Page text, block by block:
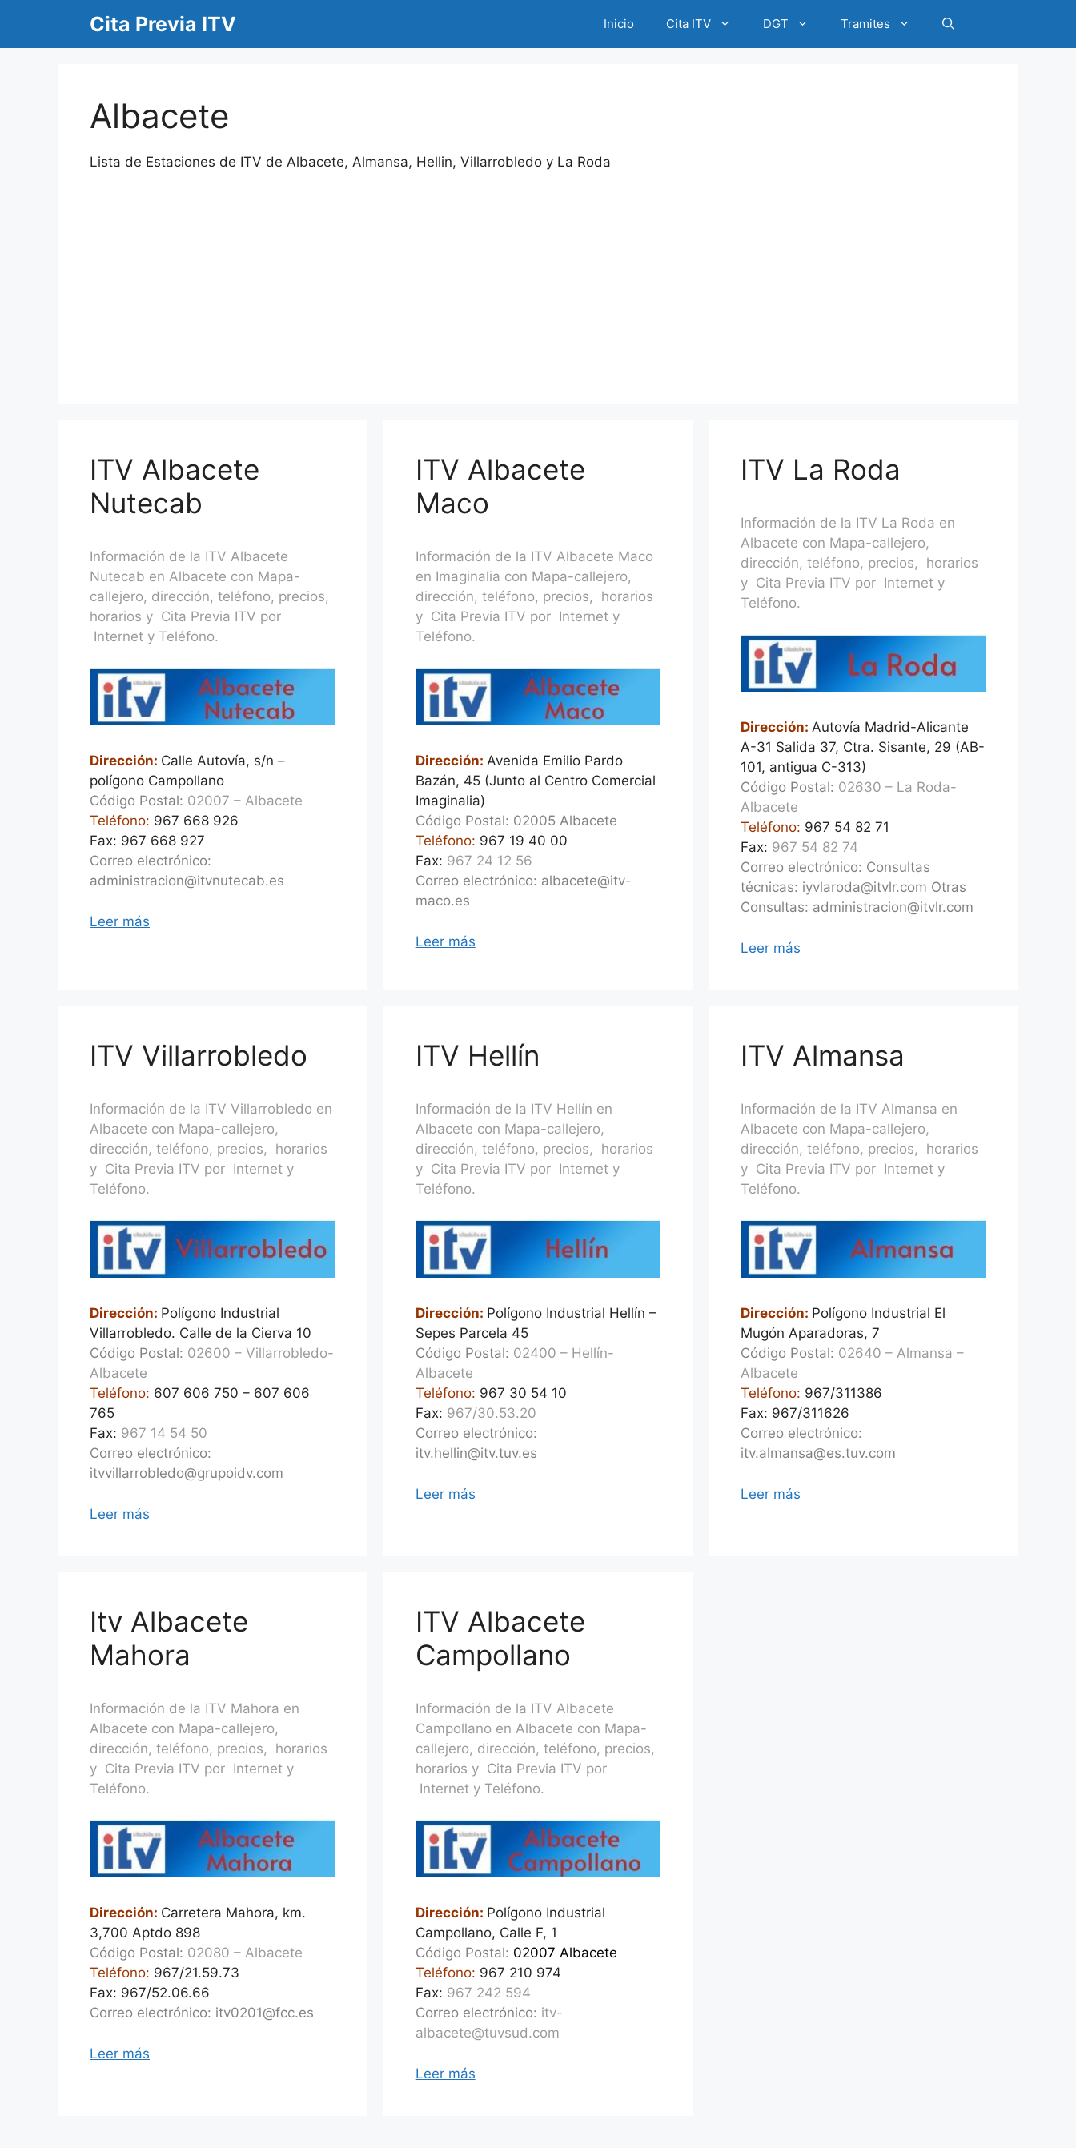
contenido
Cita Previa ITV Inicio Cita ITV DGT Tramites
Albacete
Lista de Estaciones de ITV de Albacete, Almansa, Hellin, Villarrobledo y La Roda
ITV Albacete
Nutecab
Información de la ITV Albacete
Nutecab en Albacete con Mapa-
callejero, dirección, teléfono, precios,
horarios y Cita Previa ITV por
Internet y Teléfono.
Dirección: Calle Autovía, s/n –
polígono Campollano
Código Postal: 02007 – Albacete
Teléfono: 967 668 926
Fax: 967 668 927
Correo electrónico:
administracion@itvnutecab.es
Leer más
ITV Albacete
Maco
Información de la ITV Albacete Maco
en Imaginalia con Mapa-callejero,
dirección, teléfono, precios, horarios
y Cita Previa ITV por Internet y
Teléfono.
Dirección: Avenida Emilio Pardo
Bazán, 45 (Junto al Centro Comercial
Imaginalia)
Código Postal: 02005 Albacete
Teléfono: 967 19 40 00
Fax: 967 24 12 56
Correo electrónico: albacete@itv-
maco.es
Leer más
ITV La Roda
Información de la ITV La Roda en
Albacete con Mapa-callejero,
dirección, teléfono, precios, horarios
y Cita Previa ITV por Internet y
Teléfono.
Dirección:Autovía Madrid-Alicante
A-31 Salida 37, Ctra. Sisante, 29 (AB-
101, antigua C-313)
Código Postal: 02630 – La Roda-
Albacete
Teléfono: 967 54 82 71
Fax: 967 54 82 74
Correo electrónico: Consultas
técnicas: iyvlaroda@itvlr.com Otras
Consultas: administracion@itvlr.com
Leer más
ITV Villarrobledo
Información de la ITV Villarrobledo en
Albacete con Mapa-callejero,
dirección, teléfono, precios, horarios
y Cita Previa ITV por Internet y
Teléfono.
Dirección: Polígono Industrial
Villarrobledo. Calle de la Cierva 10
Código Postal: 02600 – Villarrobledo-
Albacete
Teléfono: 607 606 750 – 607 606
765
Fax: 967 14 54 50
Correo electrónico:
itvvillarrobledo@grupoidv.com
Leer más
ITV Hellín
Información de la ITV Hellín en
Albacete con Mapa-callejero,
dirección, teléfono, precios, horarios
y Cita Previa ITV por Internet y
Teléfono.
Dirección: Polígono Industrial Hellín –
Sepes Parcela 45
Código Postal: 02400 – Hellín-
Albacete
Teléfono: 967 30 54 10
Fax: 967/30.53.20
Correo electrónico:
itv.hellin@itv.tuv.es
Leer más
ITV Almansa
Información de la ITV Almansa en
Albacete con Mapa-callejero,
dirección, teléfono, precios, horarios
y Cita Previa ITV por Internet y
Teléfono.
Dirección: Polígono Industrial El
Mugón Aparadoras, 7
Código Postal: 02640 – Almansa –
Albacete
Teléfono: 967/311386
Fax: 967/311626
Correo electrónico:
itv.almansa@es.tuv.com
Leer más
Itv Albacete
Mahora
Información de la ITV Mahora en
Albacete con Mapa-callejero,
dirección, teléfono, precios, horarios
y Cita Previa ITV por Internet y
Teléfono.
Dirección: Carretera Mahora, km.
3,700 Aptdo 898
Código Postal: 02080 – Albacete
Teléfono: 967/21.59.73
Fax: 967/52.06.66
Correo electrónico: itv0201@fcc.es
Leer más
ITV Albacete
Campollano
Información de la ITV Albacete
Campollano en Albacete con Mapa-
callejero, dirección, teléfono, precios,
horarios y Cita Previa ITV por
Internet y Teléfono.
Dirección: Polígono Industrial
Campollano, Calle F, 1
Código Postal: 02007 Albacete
Teléfono: 967 210 974
Fax: 967 242 594
Correo electrónico: itv-
albacete@tuvsud.com
Leer más